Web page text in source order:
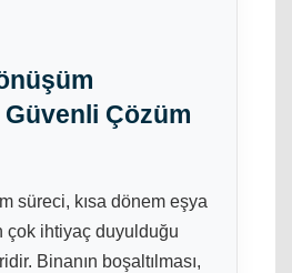
Çözüm
süreci, kısa dönem eşya
çok ihtiyaç duyulduğu
Binanın boşaltılması,